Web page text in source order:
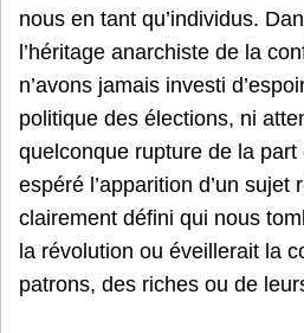
nous en tant qu’individus.
l’héritage anarchiste de la
n’avons jamais investi
politique des élections, ni
quelconque rupture de la
espéré l’apparition d’un sujet
clairement défini qui nous
la révolution ou éveillerait la
patrons, des riches ou de